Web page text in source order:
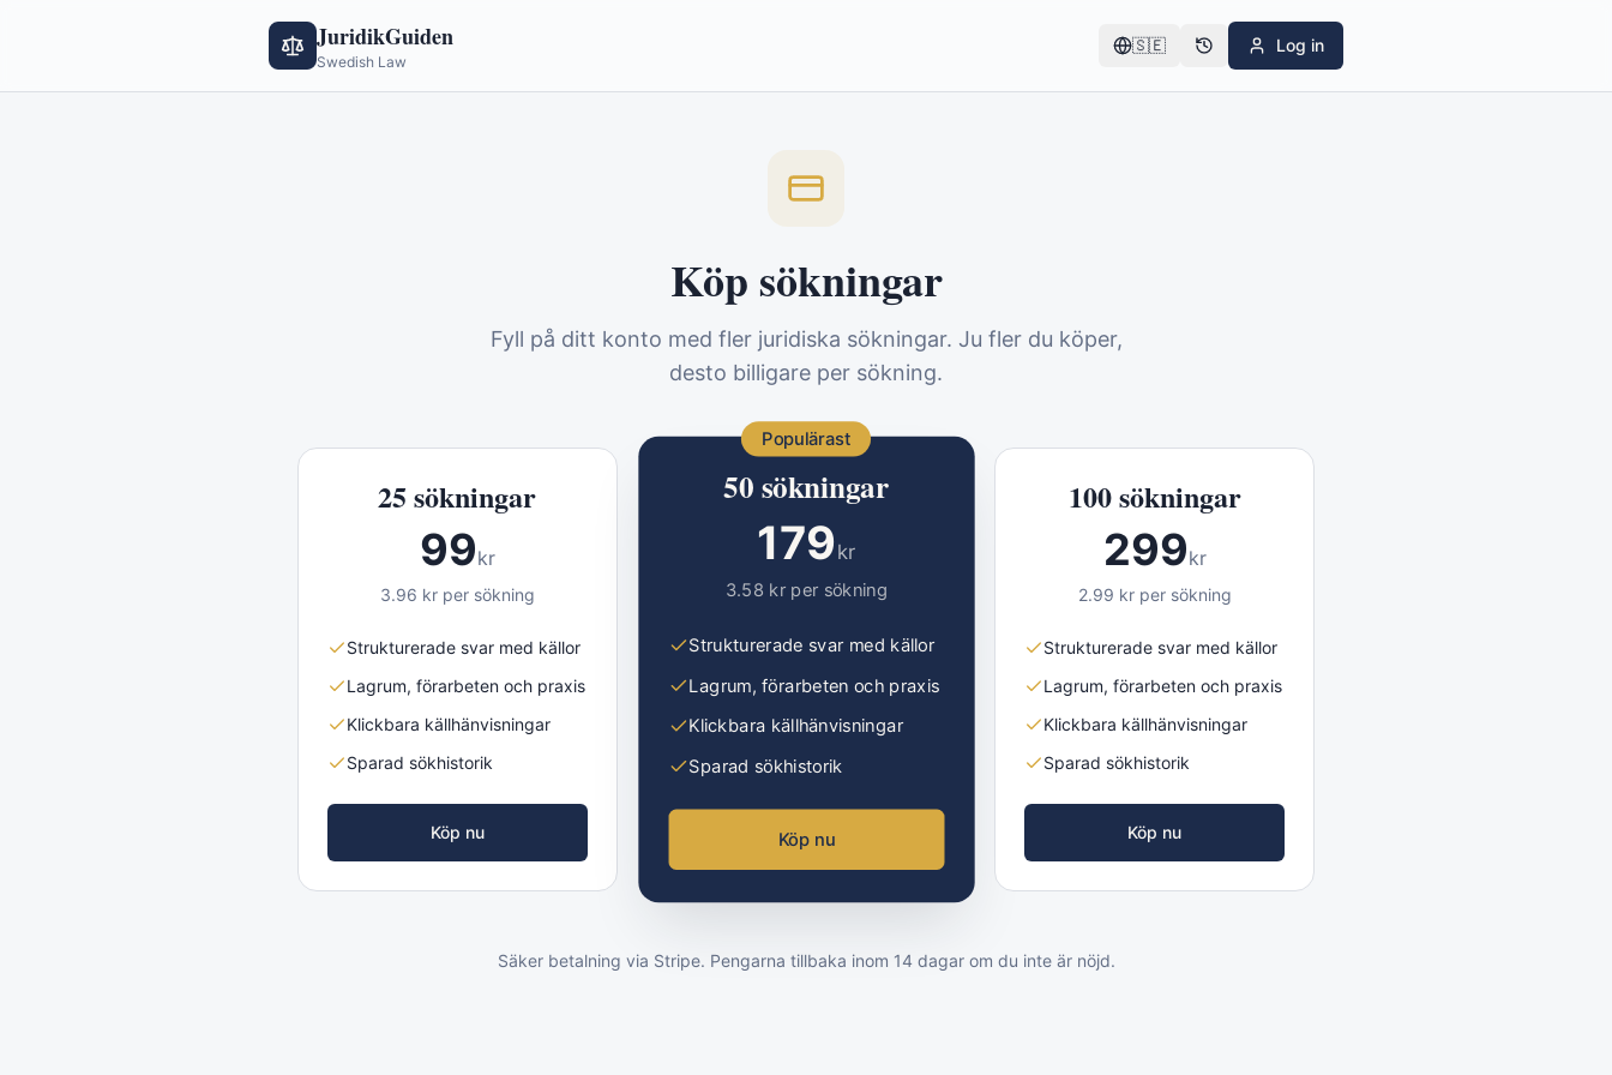
JuridikGuiden
Swedish Law
🇸🇪 Log in
Köp sökningar
Fyll på ditt konto med fler juridiska sökningar. Ju fler du köper,
desto billigare per sökning.
25sökningar
99kr
3.96 kr per sökning
Strukturerade svar med källor
Lagrum, förarbeten och praxis
Klickbara källhänvisningar
Sparad sökhistorik
Köp nu
Populärast
50sökningar
179kr
3.58 kr per sökning
Strukturerade svar med källor
Lagrum, förarbeten och praxis
Klickbara källhänvisningar
Sparad sökhistorik
Köp nu
100sökningar
299kr
2.99 kr per sökning
Strukturerade svar med källor
Lagrum, förarbeten och praxis
Klickbara källhänvisningar
Sparad sökhistorik
Köp nu
Säker betalning via Stripe. Pengarna tillbaka inom 14 dagar om du inte är nöjd.